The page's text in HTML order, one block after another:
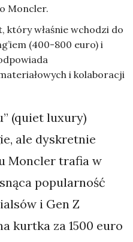
Moncler.
który właśnie wchodzi do
(400-800 euro) i
i kolaboracji
(quiet luxury)
ale dyskretnie
Moncler trafia w
popularność
i Gen Z
kurtka za 1500 euro